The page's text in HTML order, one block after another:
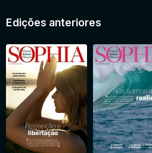
Edições anteriores